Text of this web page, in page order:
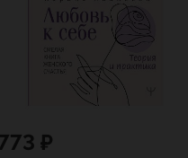
₽